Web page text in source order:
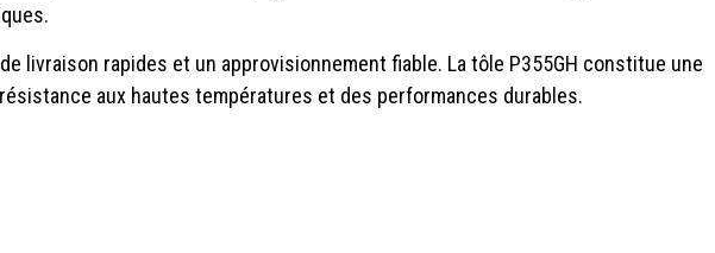
livraison rapides et un approvisionnement fiable. La tôle P355GH constitue une
aux hautes températures et des performances durables.